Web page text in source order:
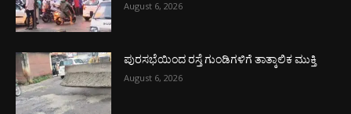
August 6, 2026
ಪುರಸಭೆಯಿಂದ ರಸ್ತೆ ಗುಂಡಿಗಳಿಗೆ ತಾತ್ಕಾಲಿಕ ಮುಕ್ತಿ
August 6, 2026